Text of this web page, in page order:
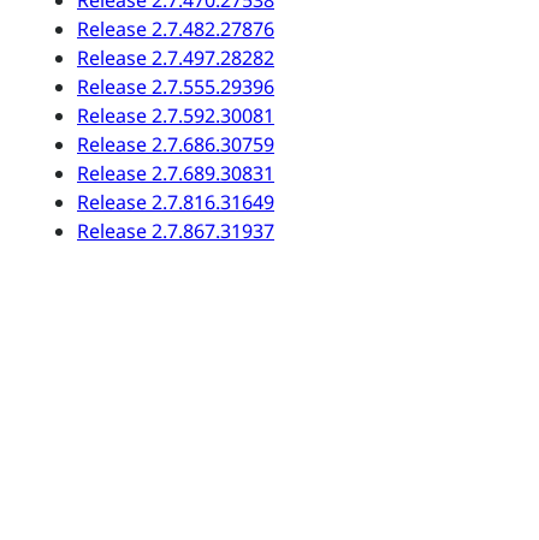
Release 2.7.482.27876
Release 2.7.497.28282
Release 2.7.555.29396
Release 2.7.592.30081
Release 2.7.686.30759
Release 2.7.689.30831
Release 2.7.816.31649
Release 2.7.867.31937